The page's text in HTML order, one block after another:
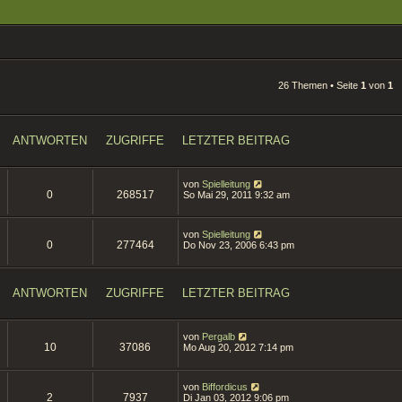
26 Themen • Seite 1 von 1
ANTWORTEN ZUGRIFFE LETZTER BEITRAG
0 268517
von Spielleitung
So Mai 29, 2011 9:32 am
0 277464
von Spielleitung
Do Nov 23, 2006 6:43 pm
ANTWORTEN ZUGRIFFE LETZTER BEITRAG
10 37086
von Pergalb
Mo Aug 20, 2012 7:14 pm
2 7937
von Biffordicus
Di Jan 03, 2012 9:06 pm